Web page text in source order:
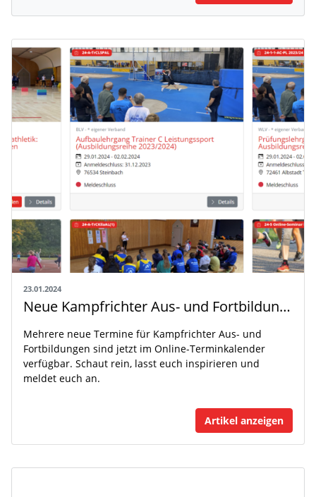
23.01.2024
Neue Kampfrichter Aus- und Fortbildungstermine sind online
Mehrere neue Termine für Kampfrichter Aus- und
Fortbildungen sind jetzt im Online-Terminkalender
verfügbar. Schaut rein, lasst euch inspirieren und
meldet euch an.
Artikel anzeigen